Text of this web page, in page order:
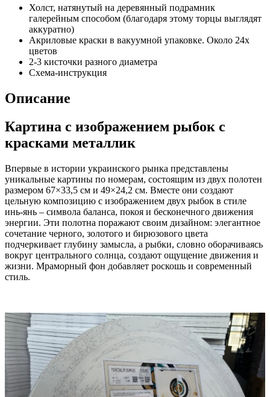
Холст, натянутый на деревянный подрамник
галерейным способом (благодаря этому торцы выглядят
аккуратно)
Акриловые краски в вакуумной упаковке. Около 24х
цветов
2-3 кисточки разного диаметра
Схема-инструкция
Описание
Картина с изображением рыбок с
красками металлик
Впервые в истории украинского рынка представлены
уникальные картины по номерам, состоящим из двух полотен
размером 67×33,5 см и 49×24,2 см. Вместе они создают
цельную композицию с изображением двух рыбок в стиле
инь-янь – символа баланса, покоя и бесконечного движения
энергии. Эти полотна поражают своим дизайном: элегантное
сочетание черного, золотого и бирюзового цвета
подчеркивает глубину замысла, а рыбки, словно оборачиваясь
вокруг центрального солнца, создают ощущение движения и
жизни. Мраморный фон добавляет роскошь и современный
стиль.